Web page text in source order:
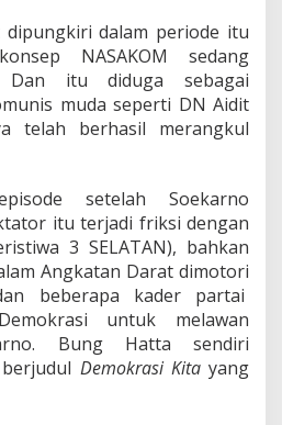
dalam periode itu
NASAKOM sedang
itu diduga sebagai
muda seperti DN Aidit
telah berhasil merangkul
setelah Soekarno
itu terjadi friksi dengan
3 SELATAN), bahkan
Angkatan Darat dimotori
beberapa kader partai
untuk melawan
Bung Hatta sendiri
Demokrasi Kitayang